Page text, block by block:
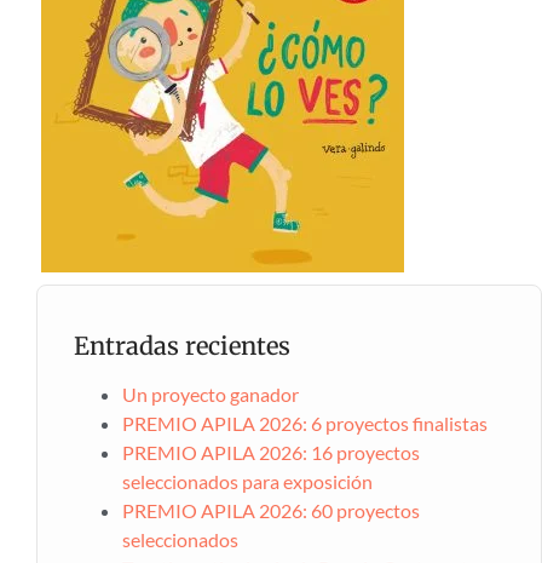
Entradas recientes
Un proyecto ganador
PREMIO APILA 2026: 6 proyectos finalistas
PREMIO APILA 2026: 16 proyectos
seleccionados para exposición
PREMIO APILA 2026: 60 proyectos
seleccionados